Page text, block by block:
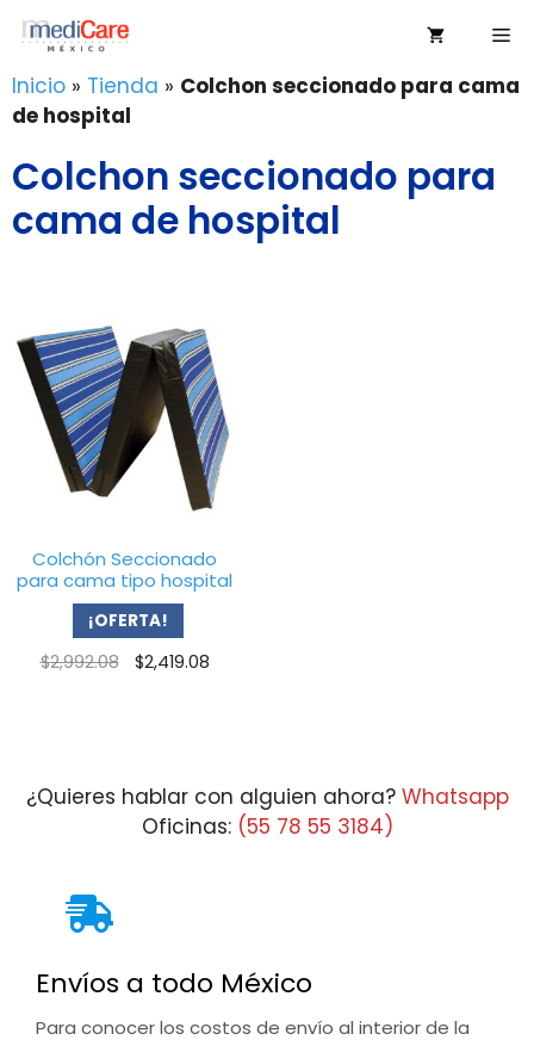
Saltar
contenido
Inicio » Tienda » Colchon seccionado para cama
de hospital
Colchon seccionado para
cama de hospital
Colchón Seccionado
para cama tipo hospital
¡OFERTA!
$2,992.08
Original
$2,419.08Current
¿Quieres hablar con alguien ahora? Whatsapp
Oficinas: (55 78 55 3184)
Envíos a todo México
Para conocer los costos de envío al interior de la